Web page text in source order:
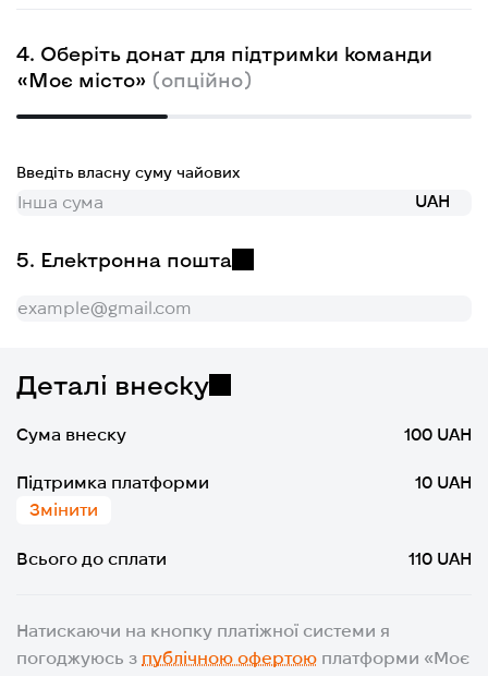
Оберіть донат для підтримки команди
«Моє місто» (опційно)
Введіть власну суму чайових
UAH
Електронна пошта
Деталі внеску
Сума внеску 100 UAH
Підтримка платформи
Змінити
10 UAH
Всього до сплати 110 UAH
Натискаючи на кнопку платіжної системи я
погоджуюсь з публічною офертою платформи «Моє